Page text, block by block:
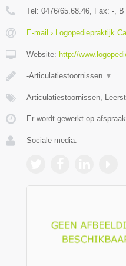
Tel: 0476/65.68.46, Fax: -,
E-mail › Logopediepraktijk
Website: http://
-Articulatiestoornissen ▼
Articulatiestoornissen,
Er wordt gewerkt op
Sociale media: